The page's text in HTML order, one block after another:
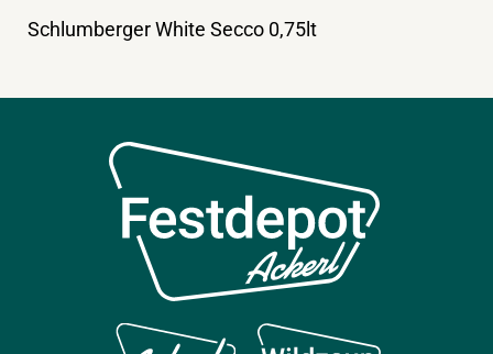
Schlumberger White Secco 0,75lt